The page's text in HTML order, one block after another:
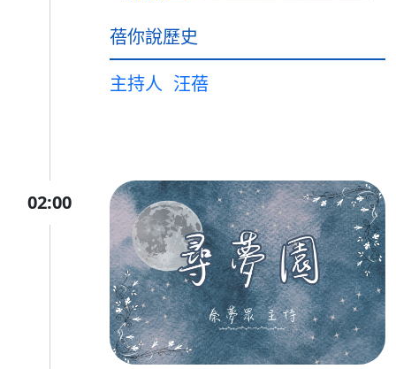
蓓你說歷史
主持人 汪蓓
02:00